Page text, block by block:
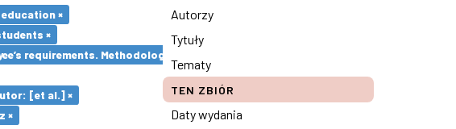
×
×
requirements. Methodological remarks ×
[et al.] ×
×
Autorzy
Tytuły
Tematy
TEN ZBIÓR
Daty wydania